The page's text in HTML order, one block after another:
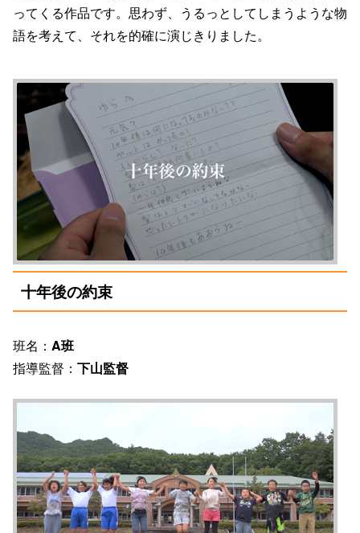
ってくる作品です。思わず、うるっとしてしまうような物
語を考えて、それを的確に演じきりました。
十年後の約束
班名： A班
指導監督： 下山監督